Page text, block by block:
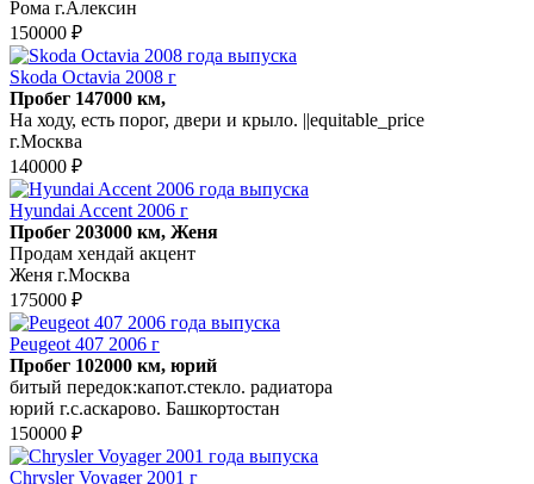
Рома г.Алексин
150000 ₽
Skoda Octavia 2008 г
Пробег 147000 км,
На ходу, есть порог, двери и крыло. ||equitable_price
г.Москва
140000 ₽
Hyundai Accent 2006 г
Пробег 203000 км, Женя
Продам хендай акцент
Женя г.Москва
175000 ₽
Peugeot 407 2006 г
Пробег 102000 км, юрий
битый передок:капот.стекло. радиатора
юрий г.с.аскарово. Башкортостан
150000 ₽
Chrysler Voyager 2001 г